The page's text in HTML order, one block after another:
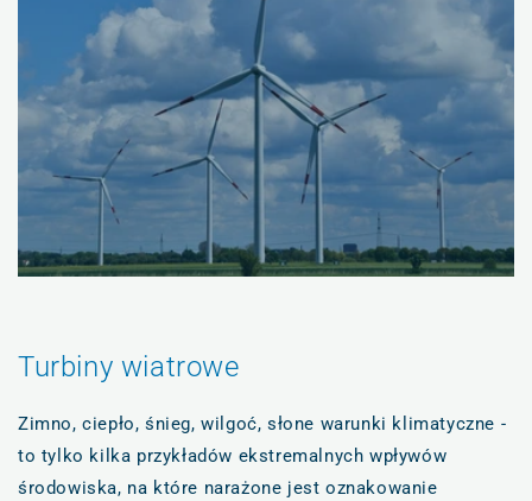
Turbiny wiatrowe
Zimno, ciepło, śnieg, wilgoć, słone warunki klimatyczne -
to tylko kilka przykładów ekstremalnych wpływów
środowiska, na które narażone jest oznakowanie